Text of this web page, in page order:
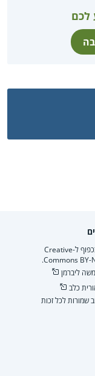
לכם
התוכן מוגש בכפוף ל-Creative
Commons BY-
ליברמן
כלב
שמורות לכל זכות